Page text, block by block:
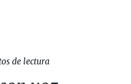
de lectura